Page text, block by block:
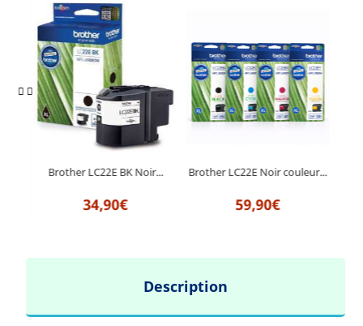
Brother LC22E BK Noir...
34,90€
Brother LC22E Noir couleur...
59,90€
Description